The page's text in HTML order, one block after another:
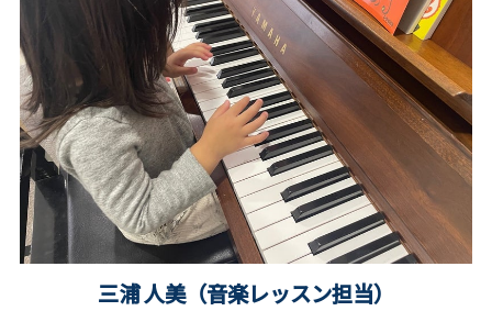
三浦 人美（音楽レッスン担当）